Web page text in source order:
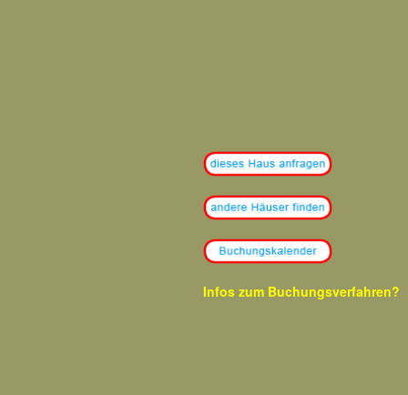
Infos zum Buchungsverfahren?